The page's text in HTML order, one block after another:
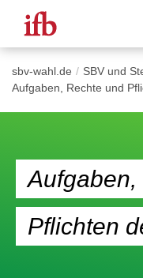
sbv-wahl.de
SBV und
Aufgaben, Rechte und
Aufgaben,
Pflichten